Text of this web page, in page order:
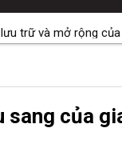
và mở rộng của
sang của